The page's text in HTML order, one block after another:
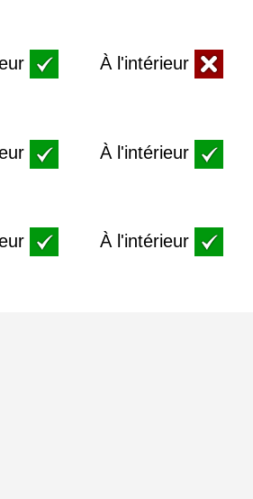
À l'intérieur
À l'intérieur
À l'intérieur